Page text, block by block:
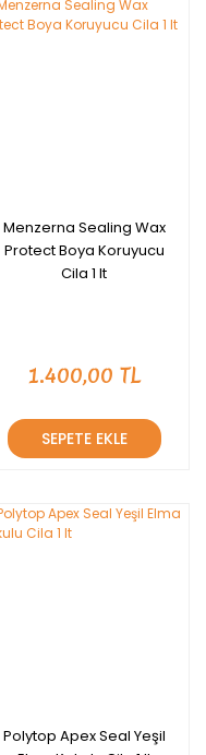
Menzerna Sealing Wax
Protect Boya Koruyucu
Cila 1 lt
1.400,00 TL
SEPETE EKLE
Polytop Apex Seal Yeşil